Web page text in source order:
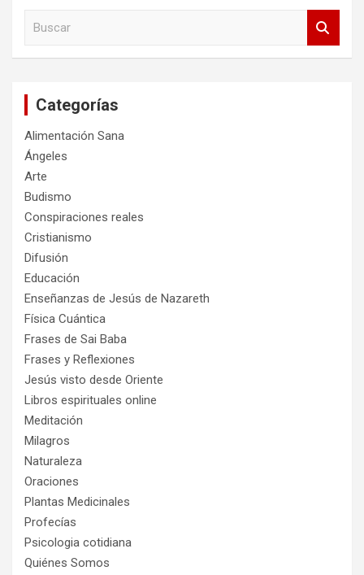
Categorías
Alimentación Sana
Ángeles
Arte
Budismo
Conspiraciones reales
Cristianismo
Difusión
Educación
Enseñanzas de Jesús de Nazareth
Física Cuántica
Frases de Sai Baba
Frases y Reflexiones
Jesús visto desde Oriente
Libros espirituales online
Meditación
Milagros
Naturaleza
Oraciones
Plantas Medicinales
Profecías
Psicologia cotidiana
Quiénes Somos